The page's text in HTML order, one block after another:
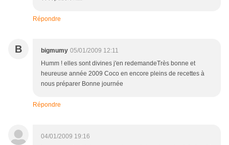
Répondre
B bigmumy 05/01/2009 12:11
Humm ! elles sont divines j'en redemandeTrès bonne et
heureuse année 2009 Coco en encore pleins de recettes à
nous préparer Bonne journée
Répondre
04/01/2009 19:16